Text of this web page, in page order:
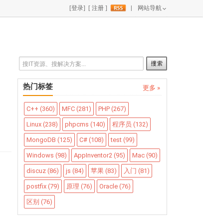
网站导航
热门标签 更多 »
C++ (360) MFC (281) PHP (267)
Linux (238) phpcms (140) 程序员 (132)
MongoDB (125) C# (108) test (99)
Windows (98) AppInventor2 (95) Mac (90)
discuz (86) js (84) 苹果 (83) 入门 (81)
postfix (79) 原理 (76) Oracle (76)
区别 (76)